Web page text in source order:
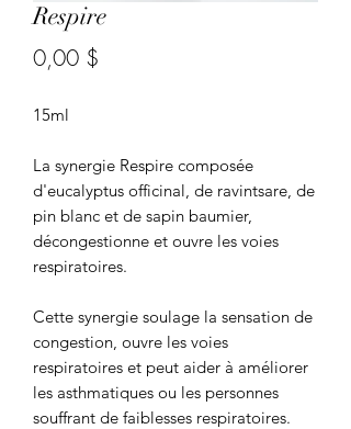
Respire
0,00 $
15ml
La synergie Respire composée
d'eucalyptus officinal, de ravintsare, de
pin blanc et de sapin baumier,
décongestionne et ouvre les voies
respiratoires.
Cette synergie soulage la sensation de
congestion, ouvre les voies
respiratoires et peut aider à améliorer
les asthmatiques ou les personnes
souffrant de faiblesses respiratoires.